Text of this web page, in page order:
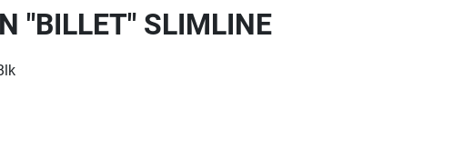
"BILLET" SLIMLINE